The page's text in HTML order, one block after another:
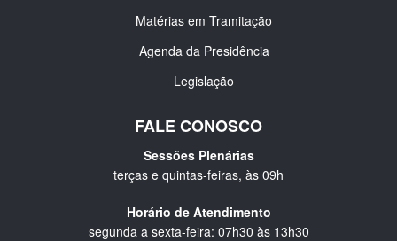
Matérias em Tramitação
Agenda da Presidência
Legislação
FALE CONOSCO
Sessões Plenárias
terças e quintas-feiras, às 09h
Horário de Atendimento
segunda a sexta-feira: 07h30 às 13h30